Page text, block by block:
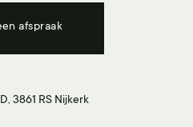
afspraak
3861 RS Nijkerk